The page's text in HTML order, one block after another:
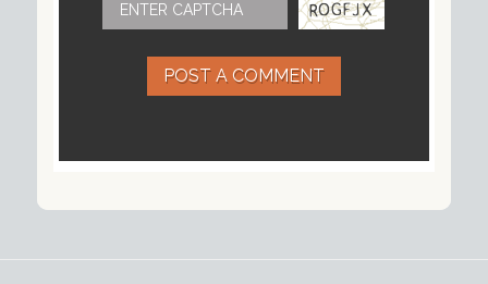
POST A COMMENT